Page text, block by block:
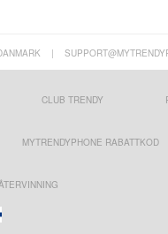
|
CLUB TRENDY
MYTRENDYPHONE RABATTKOD